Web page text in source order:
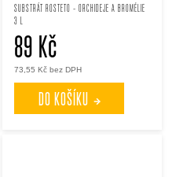
SUBSTRÁT ROSTETO - ORCHIDEJE A BROMÉLIE
3 L
73,55 Kč bez DPH
89 Kč
DO KOŠÍKU